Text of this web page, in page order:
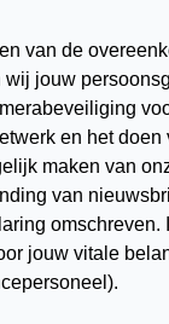
van de
jouw
en het
maken van
van
jouw vitale